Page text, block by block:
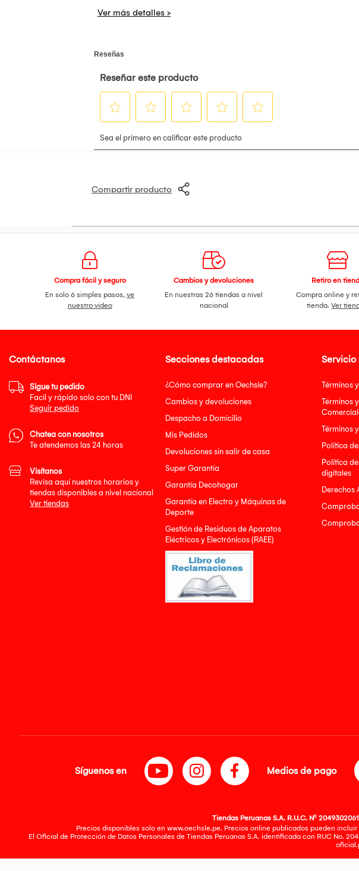
Compartir producto
Compra fácil y seguro
En solo 6 simples pasos,ve
nuestro video
Cambios y devoluciones
En nuestras 26 tiendas a nivel
nacional
Retiro en
Compra online y
tienda.Ver
Secciones destacadas
¿Cómo comprar en Oechsle?
Cambios y devoluciones
Despacho a Domicilio
Mis Pedidos
Devoluciones sin salir de casa
Super Garantía
Garantía Decohogar
Garantía en Electro y Máquinas de
Deporte
Gestión de Residuos de Aparatos
Eléctricos y Electrónicos (RAEE)
Servicio
Términos
Términos
Términos
Política
Política
digitales
Derechos
Contáctanos
Sigue tu pedido
Facil y rápido solo con tu DNI
Seguir pedido
Chatea con nosotros
Te atendemos las 24 horas
Visítanos
Revisa aquí nuestros horarios y
tiendas disponibles a nivel nacional
Ver tiendas
Síguenos en Medios de pago
Tiendas Peruanas S.A. R.U.C. Nº
Precios disponibles solo en www.oechsle.pe. Precios online publicados pueden
El Oficial de Protección de Datos Personales de Tiendas Peruanas S.A. identificada con RUC No.